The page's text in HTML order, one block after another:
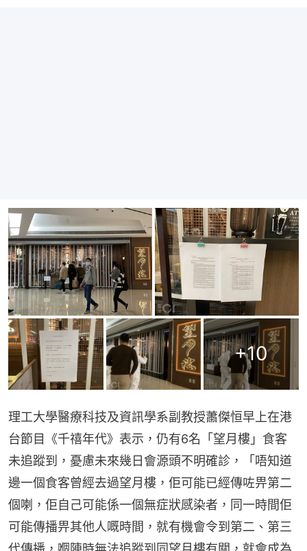
+10
理工大學醫療科技及資訊學系副教授蕭傑恒早上在港
台節目《千禧年代》表示，仍有6名「望月樓」食客
未追蹤到，憂慮未來幾日會源頭不明確診，「唔知道
邊一個食客曾經去過望月樓，佢可能已經傳咗畀第二
個喇，佢自己可能係一個無症狀感染者，同一時間佢
可能傳播畀其他人嘅時間，就有機會令到第二、第三